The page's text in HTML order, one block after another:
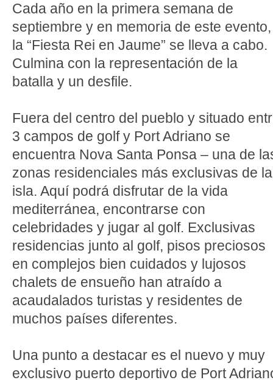
Cada año en la primera semana de
septiembre y en memoria de este evento,
la “Fiesta Rei en Jaume” se lleva a cabo.
Culmina con la representación de la
batalla y un desfile.
Fuera del centro del pueblo y situado
3 campos de golf y Port Adriano se
encuentra Nova Santa Ponsa – una de
zonas residenciales más exclusivas de la
isla. Aquí podrá disfrutar de la vida
mediterránea, encontrarse con
celebridades y jugar al golf. Exclusivas
residencias junto al golf, pisos preciosos
en complejos bien cuidados y lujosos
chalets de ensueño han atraído a
acaudalados turistas y residentes de
muchos países diferentes.
Una punto a destacar es el nuevo y muy
exclusivo puerto deportivo de Port